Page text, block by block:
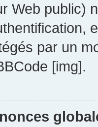
Web public)
par un
[img].